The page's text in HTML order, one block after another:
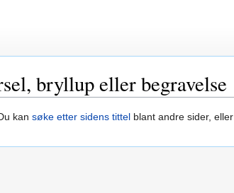
bryllup eller begravelse
kan søke etter sidens tittel blant andre sider, eller